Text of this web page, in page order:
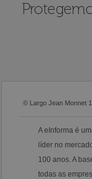
© Largo Jean Monnet
A eInforma é
líder no
100 anos. A
todas as